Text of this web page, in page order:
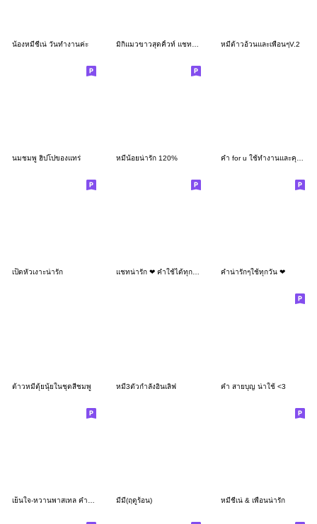
น้องหมีชีเน่ วันทำงานค่ะ หมีต้าวอ้วนและเพื่อนๆV.2
นมชมพู ฮิปโปของแทร่ หมีน้อยน่ารัก 120%
เป็ดหัวเงาะน่ารัก แชทน่ารัก ❤ คำใช้ได้ทุกวัน คำน่ารักๆใช้ทุกวัน ❤
ต้าวหมีตุ้ยนุ้ยในชุดสีชมพู หมี3ตัวกำลังอินเลิฟ คำ สายบุญ น่าใช้ <3
มีมี่(ฤดูร้อน) หมีชีเน่ & เพื่อนน่ารัก